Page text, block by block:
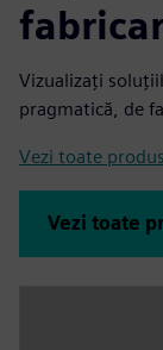
Vizualizați
pragmatică, de
Vezi toate
Vezi toate